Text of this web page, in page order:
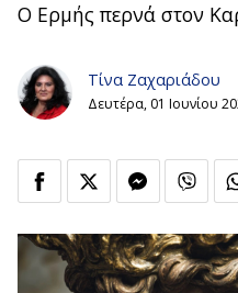
Ο Ερμής περνά στον
Τίνα Ζαχαριάδου
Δευτέρα, 01 Ιουνίου